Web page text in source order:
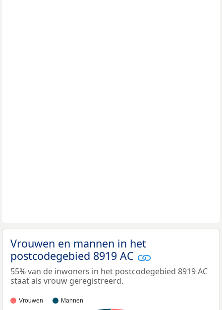
Vrouwen en mannen in het
postcodegebied 8919 AC
55% van de inwoners in het postcodegebied 8919 AC
staat als vrouw geregistreerd.
Vrouwen Mannen